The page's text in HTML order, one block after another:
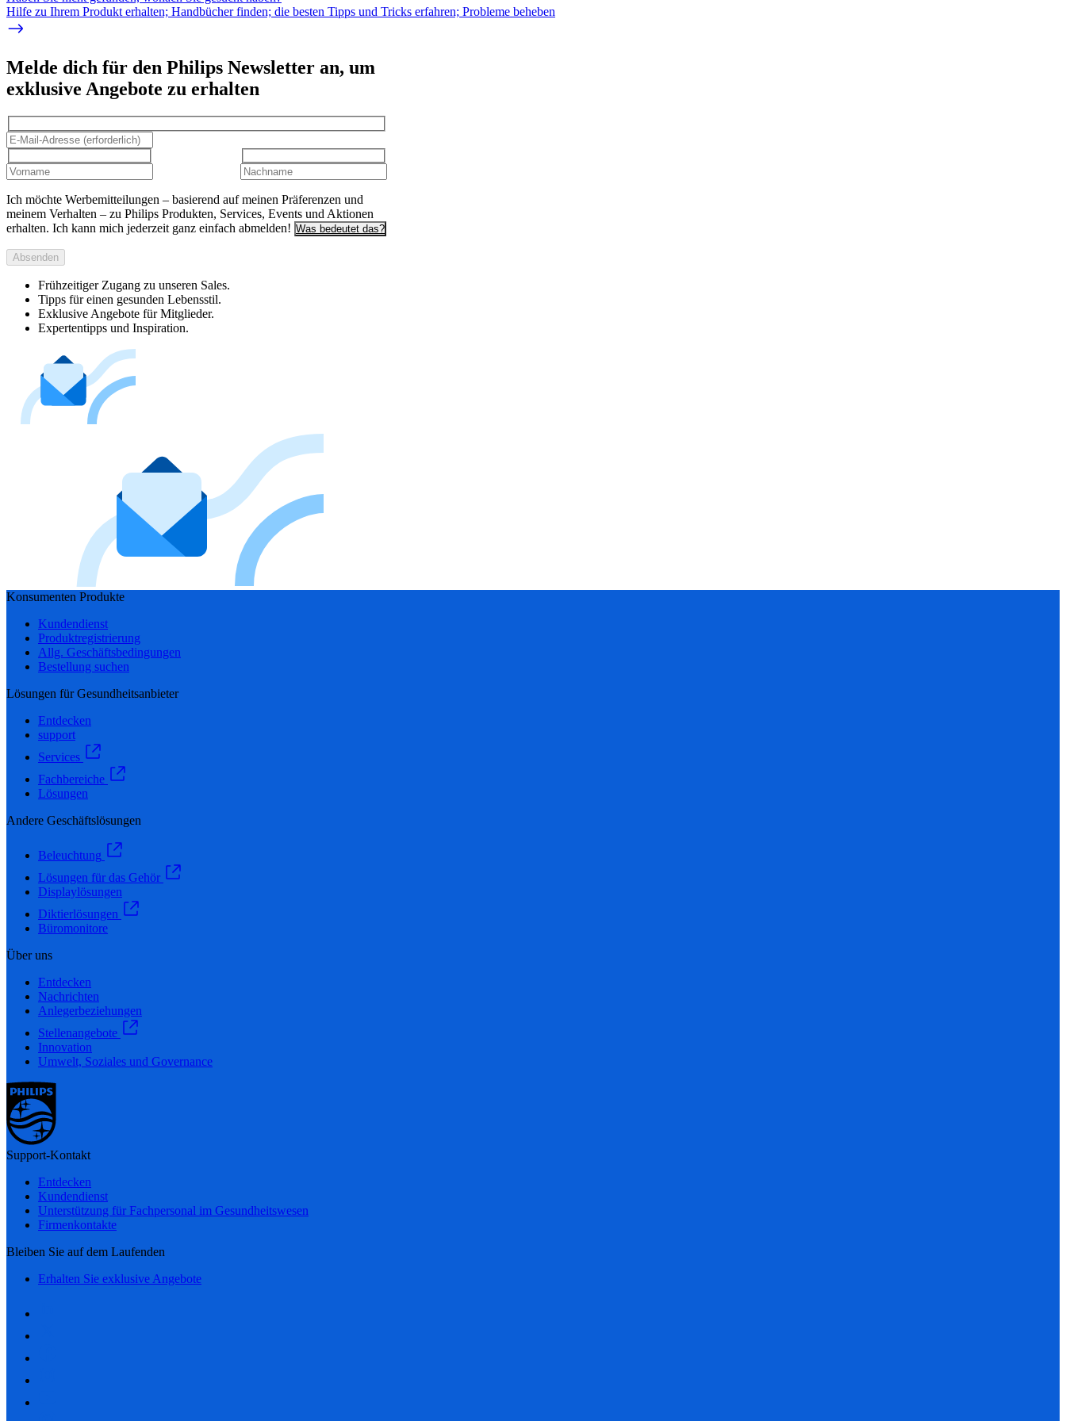
Hilfe zu Ihrem Produkt erhalten; Handbücher finden; die besten Tipps und Tricks erfahren; Probleme beheben
Melde dich für den Philips Newsletter an, um
exklusive Angebote zu erhalten
Ich möchte Werbemitteilungen – basierend auf meinen Präferenzen und
meinem Verhalten – zu Philips Produkten, Services, Events und Aktionen
erhalten. Ich kann mich jederzeit ganz einfach abmelden! Was bedeutet das?
Absenden
Frühzeitiger Zugang zu unseren Sales.
Tipps für einen gesunden Lebensstil.
Exklusive Angebote für Mitglieder.
Expertentipps und Inspiration.
Konsumenten Produkte
Kundendienst
Produktregistrierung
Allg. Geschäftsbedingungen
Bestellung suchen
Lösungen für Gesundheitsanbieter
Entdecken
support
Services
Fachbereiche
Lösungen
Andere Geschäftslösungen
Beleuchtung
Lösungen für das Gehör
Displaylösungen
Diktierlösungen
Büromonitore
Über uns
Entdecken
Nachrichten
Anlegerbeziehungen
Stellenangebote
Innovation
Umwelt, Soziales und Governance
Support-Kontakt
Entdecken
Kundendienst
Unterstützung für Fachpersonal im Gesundheitswesen
Firmenkontakte
Bleiben Sie auf dem Laufenden
Erhalten Sie exklusive Angebote